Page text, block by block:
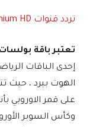
تردد قنوات Polsat Sport Premium HD على الهوت بيرد
تعتبر باقة
إحدى الباقات
الهوت بيرد ، حيث
على قمر الاوروبي
وكأس السوبر